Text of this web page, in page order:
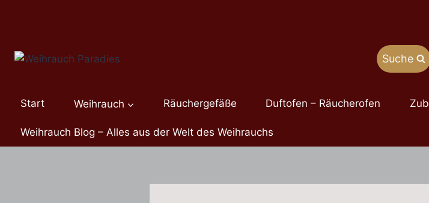
Suche
Start Weihrauch Räuchergefäße Duftofen – Räucherofen
Weihrauch Blog – Alles aus der Welt des Weihrauchs